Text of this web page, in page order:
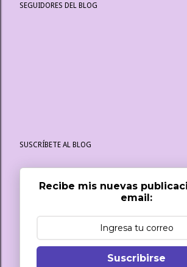
SEGUIDORES DEL BLOG
SUSCRÍBETE AL BLOG
Recibe mis nuevas
email:
Suscribirse